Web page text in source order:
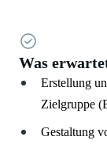
Was
Erstellung
Zielgruppe
Gestaltung